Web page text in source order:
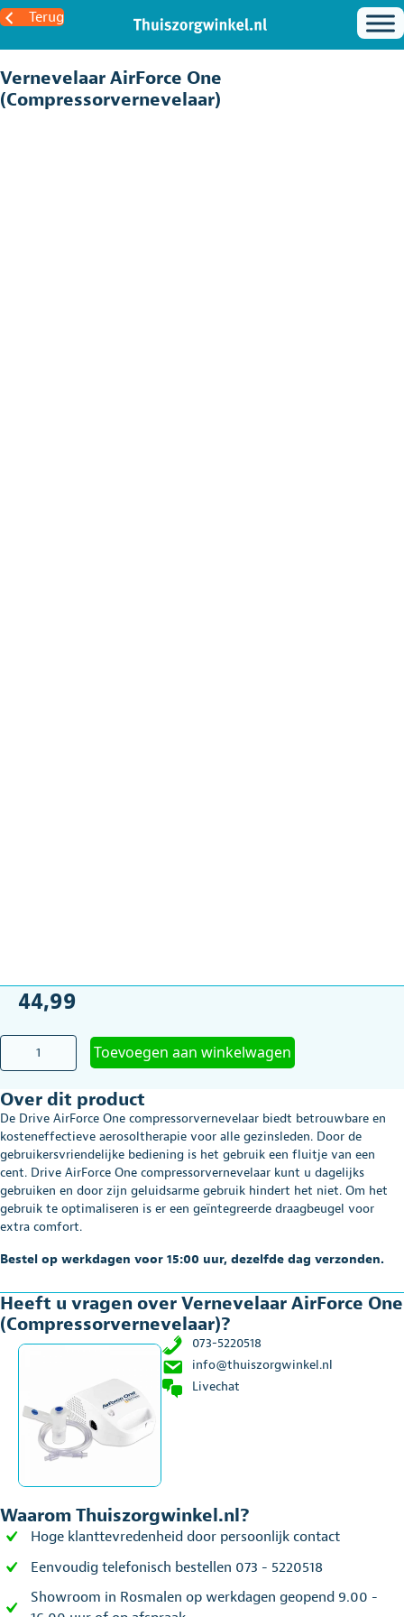
Terug
Vernevelaar AirForce One
(Compressorvernevelaar)
44,99
Vernevelaar
AirForce
(Compressorvernevelaar)
aantal
Toevoegen aan winkelwagen
Over dit product
De Drive AirForce One compressorvernevelaar biedt betrouwbare en
kosteneffectieve aerosoltherapie voor alle gezinsleden. Door de
gebruikersvriendelijke bediening is het gebruik een fluitje van een
cent. Drive AirForce One compressorvernevelaar kunt u dagelijks
gebruiken en door zijn geluidsarme gebruik hindert het niet. Om het
gebruik te optimaliseren is er een geïntegreerde draagbeugel voor
extra comfort.
Bestel op werkdagen voor 15:00 uur, dezelfde dag verzonden.
Heeft u vragen over Vernevelaar AirForce One
(Compressorvernevelaar)?
073-5220518
info@thuiszorgwinkel.nl
Livechat
Waarom Thuiszorgwinkel.nl?
Hoge klanttevredenheid door persoonlijk contact
Eenvoudig telefonisch bestellen 073 - 5220518
Showroom in Rosmalen op werkdagen geopend 9.00 -